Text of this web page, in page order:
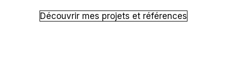
Découvrir mes projets et références